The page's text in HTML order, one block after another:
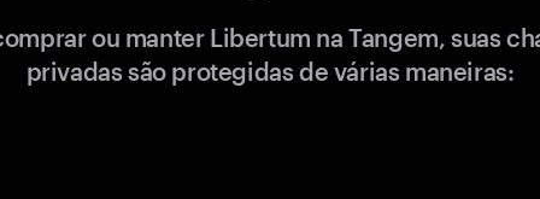
ou manter Libertum na Tangem, suas
privadas são protegidas de várias maneiras: